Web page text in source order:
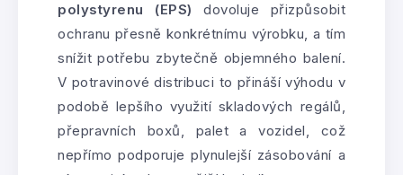
polystyrenu (EPS) dovoluje přizpůsobit
ochranu přesně konkrétnímu výrobku, a tím
snížit potřebu zbytečně objemného balení.
V potravinové distribuci to přináší výhodu v
podobě lepšího využití skladových regálů,
přepravních boxů, palet a vozidel, což
nepřímo podporuje plynulejší zásobování a